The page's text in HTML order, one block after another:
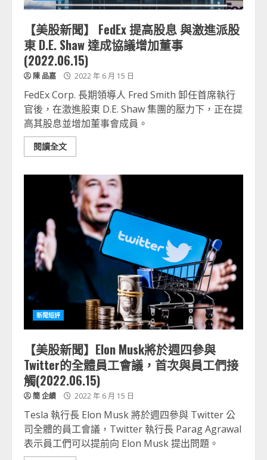
【美股新聞】 FedEx 提高股息 與激進派股
東 D.E. Shaw 達成協議增加董事
(2022.06.15)
陳 品嘉 2022 年 6 月 15 日
FedEx Corp. 長期領導人 Fred Smith 卸任首席執行
官後，在激進股東 D.E. Shaw 集團的壓力下，正在提
高其股息並增加董事會成員。
閱讀全文
新聞短評
【美股新聞】Elon Musk將於週四參與
Twitter的全體員工會議，首次與員工們接
觸(2022.06.15)
簡 企績 2022 年 6 月 15 日
Tesla 執行長 Elon Musk 將於週四參與 Twitter 公
司全體的員工會議，Twitter 執行長 Parag Agrawal
表示員工們可以提前向 Elon Musk 提出問題。